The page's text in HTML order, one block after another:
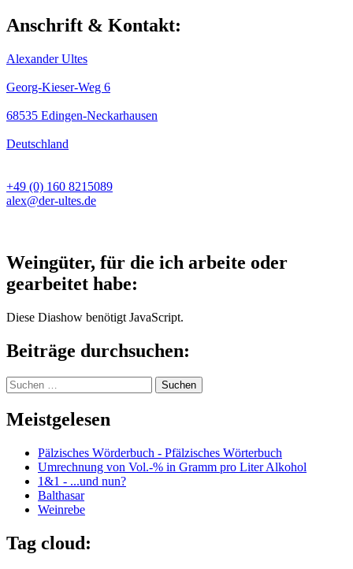
Anschrift & Kontakt:
Alexander Ultes
Georg-Kieser-Weg 6
68535 Edingen-Neckarhausen
Deutschland
+49 (0) 160 8215089
alex@der-ultes.de
Weingüter, für die ich arbeite oder
gearbeitet habe:
Diese Diashow benötigt JavaScript.
Beiträge durchsuchen:
Suchen
nach:
Meistgelesen
Pälzisches Wörderbuch - Pfälzisches Wörterbuch
Umrechnung von Vol.-% in Gramm pro Liter Alkohol
1&1 - ...und nun?
Balthasar
Weinrebe
Tag cloud: